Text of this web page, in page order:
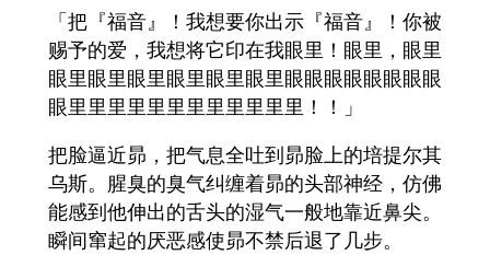
「把『福音』！我想要你出示『福音』！你被
赐予的爱，我想将它印在我眼里！眼里，眼里
眼里眼里眼里眼里眼里眼里眼眼眼眼眼眼眼眼
眼里里里里里里里里里里里里！！」
把脸逼近昴，把气息全吐到昴脸上的培提尔其
乌斯。腥臭的臭气纠缠着昴的头部神经，仿佛
能感到他伸出的舌头的湿气一般地靠近鼻尖。
瞬间窜起的厌恶感使昴不禁后退了几步。